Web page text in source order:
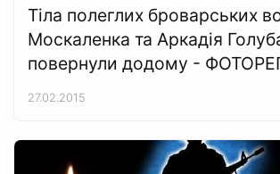
Тіла полеглих броварських
Москаленка та Аркадія
повернули додому -
27.02.2015